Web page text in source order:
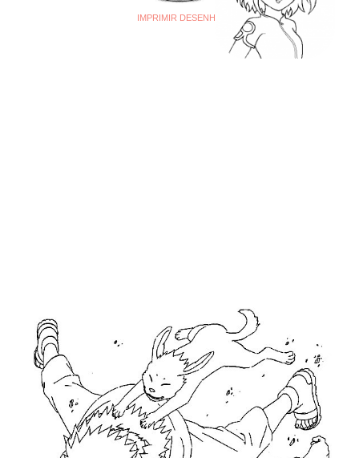
IMPRIMIR DESENHO